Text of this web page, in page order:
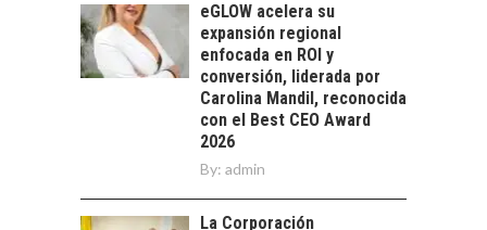
tecnológico de
América Latina:
avances y desafíos…
LA
TRANSFORMACIÓN
DE LOS RECURSOS
HUMANOS EN LAS
EMPRESAS
CHILENAS
La transformación
eGLOW acelera su
expansión regional
enfocada en ROI y
conversión, liderada por
Carolina Mandil, reconocida
con el Best CEO Award
2026
By: admin
La Corporación